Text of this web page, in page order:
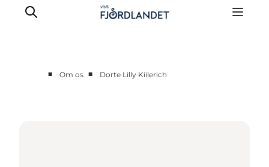
■ Om os ■ Dorte Lilly Kiilerich